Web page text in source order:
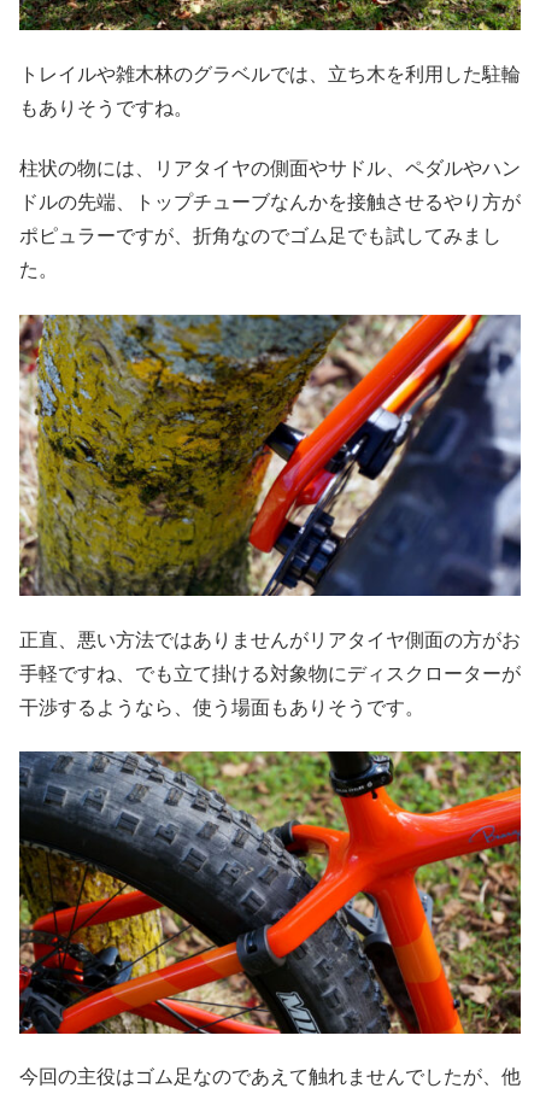
トレイルや雑木林のグラベルでは、立ち木を利用した駐輪
もありそうですね。
柱状の物には、リアタイヤの側面やサドル、ペダルやハン
ドルの先端、トップチューブなんかを接触させるやり方が
ポピュラーですが、折角なのでゴム足でも試してみまし
た。
正直、悪い方法ではありませんがリアタイヤ側面の方がお
手軽ですね、でも立て掛ける対象物にディスクローターが
干渉するようなら、使う場面もありそうです。
今回の主役はゴム足なのであえて触れませんでしたが、他